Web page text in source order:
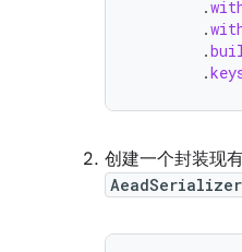
.
.
.
.
创建一个封装现
AeadSerializer